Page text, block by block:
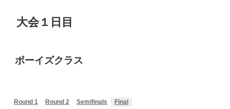
大会１日目
ボーイズクラス
Round 1 Round 2 Semifinals Final